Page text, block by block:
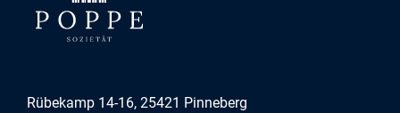
Rübekamp 14-16, 25421 Pinneberg